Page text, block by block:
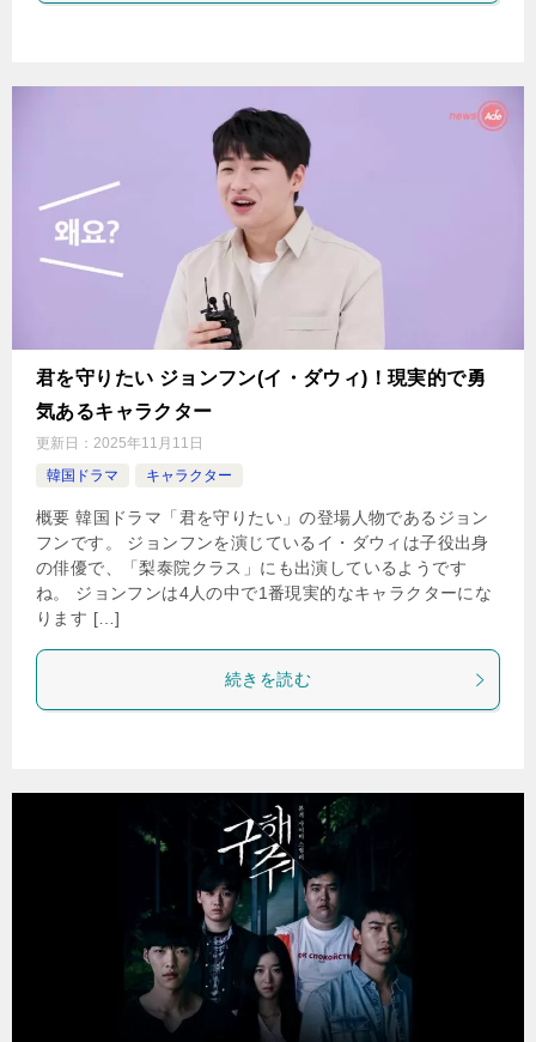
君を守りたい ジョンフン(イ・ダウィ)！現実的で勇
気あるキャラクター
更新日： 2025年11月11日
韓国ドラマ
キャラクター
概要 韓国ドラマ「君を守りたい」の登場人物であるジョン
フンです。 ジョンフンを演じているイ・ダウィは子役出身
の俳優で、「梨泰院クラス」にも出演しているようです
ね。 ジョンフンは4人の中で1番現実的なキャラクターにな
ります […]
続きを読む